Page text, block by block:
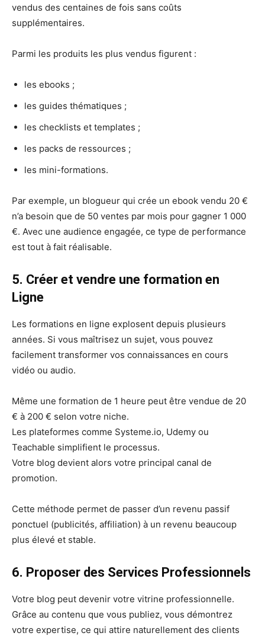
vendus des centaines de fois sans coûts
supplémentaires.
Parmi les produits les plus vendus figurent :
les ebooks ;
les guides thématiques ;
les checklists et templates ;
les packs de ressources ;
les mini-formations.
Par exemple, un blogueur qui crée un ebook vendu 20 €
n’a besoin que de 50 ventes par mois pour gagner 1 000
€. Avec une audience engagée, ce type de performance
est tout à fait réalisable.
5. Créer et vendre une formation en
Ligne
Les formations en ligne explosent depuis plusieurs
années. Si vous maîtrisez un sujet, vous pouvez
facilement transformer vos connaissances en cours
vidéo ou audio.
Même une formation de 1 heure peut être vendue de 20
€ à 200 € selon votre niche.
Les plateformes comme Systeme.io, Udemy ou
Teachable simplifient le processus.
Votre blog devient alors votre principal canal de
promotion.
Cette méthode permet de passer d’un revenu passif
ponctuel (publicités, affiliation) à un revenu beaucoup
plus élevé et stable.
6. Proposer des Services Professionnels
Votre blog peut devenir votre vitrine professionnelle.
Grâce au contenu que vous publiez, vous démontrez
votre expertise, ce qui attire naturellement des clients